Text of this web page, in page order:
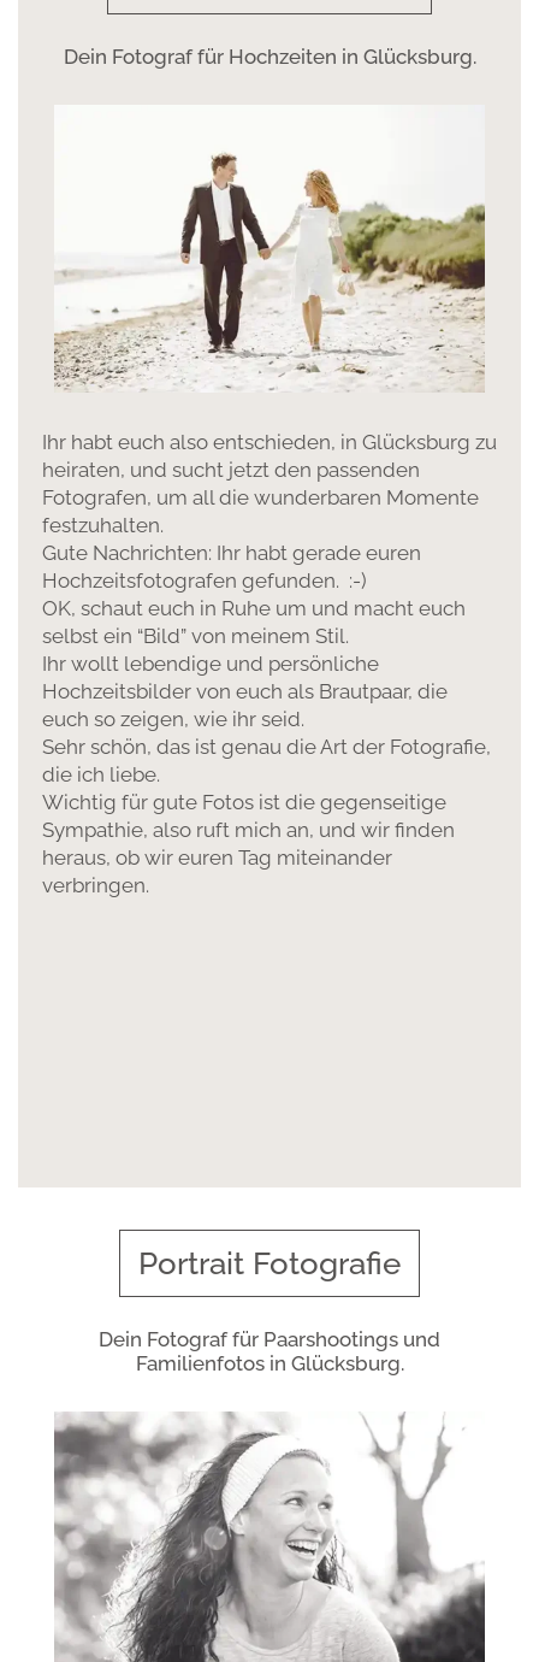
Dein Fotograf für Hochzeiten in Glücksburg.
Ihr habt euch also entschieden, in Glücksburg zu
heiraten, und sucht jetzt den passenden
Fotografen, um all die wunderbaren Momente
festzuhalten.
Gute Nachrichten: Ihr habt gerade euren
Hochzeitsfotografen gefunden. :-)
OK, schaut euch in Ruhe um und macht euch
selbst ein “Bild” von meinem Stil.
Ihr wollt lebendige und persönliche
Hochzeitsbilder von euch als Brautpaar, die
euch so zeigen, wie ihr seid.
Sehr schön, das ist genau die Art der Fotografie,
die ich liebe.
Wichtig für gute Fotos ist die gegenseitige
Sympathie, also ruft mich an, und wir finden
heraus, ob wir euren Tag miteinander
verbringen.
Portrait Fotografie
Dein Fotograf für Paarshootings und
Familienfotos in Glücksburg.